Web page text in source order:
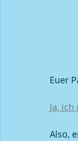
Euer
Ja,
Also,